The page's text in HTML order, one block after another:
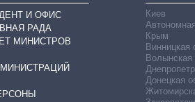
И ОФИС
РАДА
МИНИСТРОВ
Киев
Крым
Винницкая
Волынская
Донецкая